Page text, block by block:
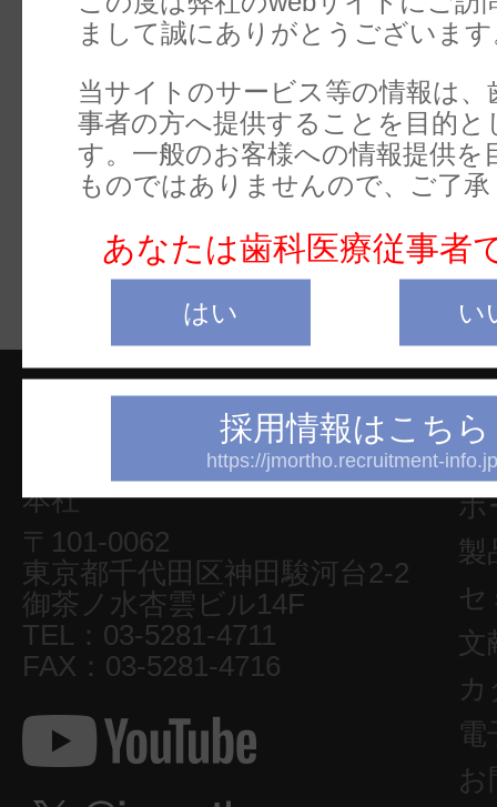
まして誠にありがとうございま
当サイトのサービス等の情報は、
事者の方へ提供することを目的と
す。一般のお客様への情報提供を
ものではありませんので、ご了
あなたは歯科医療従事者
はい い
採用情報はこちら
https://jmortho.recruitment-
前
J01322（スタンダード
ー）のみ。
ホ
製
セ
文
電
お
本社
〒101-0062
東京都千代田区神田駿河台2-2
御茶ノ水杏雲ビル14F
TEL：03-5281-4711
FAX：03-5281-4716